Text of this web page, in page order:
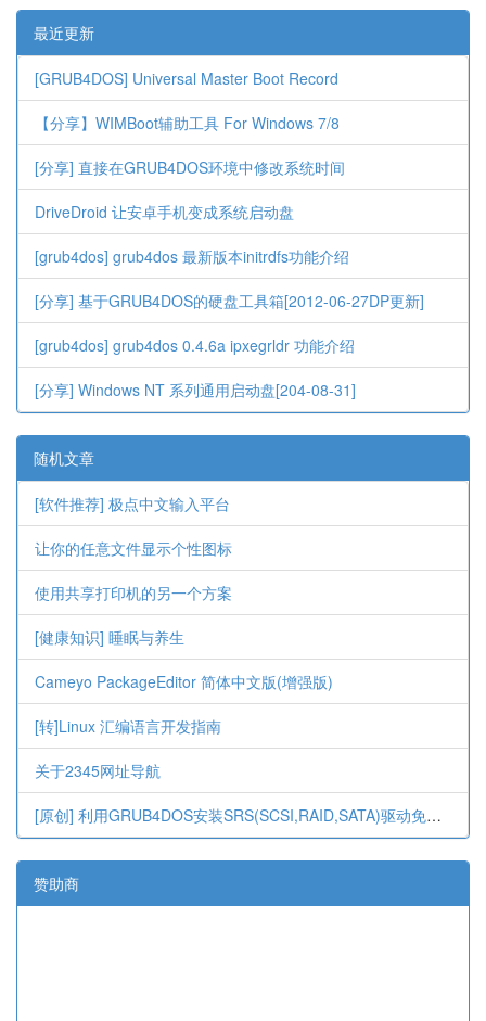
最近更新
[GRUB4DOS] Universal Master Boot Record
【分享】WIMBoot辅助工具 For Windows 7/8
[分享] 直接在GRUB4DOS环境中修改系统时间
DriveDroid 让安卓手机变成系统启动盘
[grub4dos] grub4dos 最新版本initrdfs功能介绍
[分享] 基于GRUB4DOS的硬盘工具箱[2012-06-27DP更新]
[grub4dos] grub4dos 0.4.6a ipxegrldr 功能介绍
[分享] Windows NT 系列通用启动盘[204-08-31]
随机文章
[软件推荐] 极点中文输入平台
让你的任意文件显示个性图标
使用共享打印机的另一个方案
[健康知识] 睡眠与养生
Cameyo PackageEditor 简体中文版(增强版)
[转]Linux 汇编语言开发指南
关于2345网址导航
[原创] 利用GRUB4DOS安装SRS(SCSI,RAID,SATA)驱动免按F6,免软驱.
赞助商